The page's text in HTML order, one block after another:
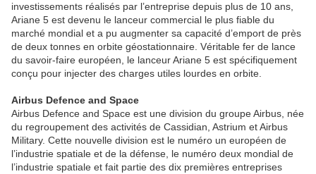
investissements réalisés par l’entreprise depuis plus de 10 ans,
Ariane 5 est devenu le lanceur commercial le plus fiable du
marché mondial et a pu augmenter sa capacité d’emport de près
de deux tonnes en orbite géostationnaire. Véritable fer de lance
du savoir-faire européen, le lanceur Ariane 5 est spécifiquement
conçu pour injecter des charges utiles lourdes en orbite.
Airbus Defence and Space
Airbus Defence and Space est une division du groupe Airbus, née
du regroupement des activités de Cassidian, Astrium et Airbus
Military. Cette nouvelle division est le numéro un européen de
l’industrie spatiale et de la défense, le numéro deux mondial de
l’industrie spatiale et fait partie des dix premières entreprises